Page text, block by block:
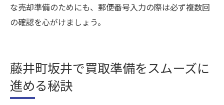
な売却準備のためにも、郵便番号入力の際は必ず複数回
の確認を心がけましょう。
藤井町坂井で買取準備をスムーズに
進める秘訣